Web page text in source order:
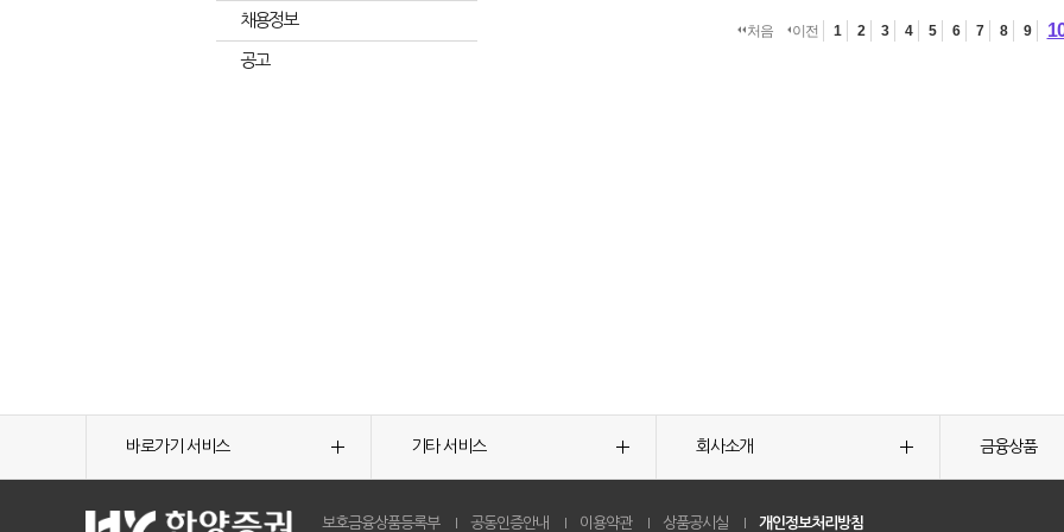
채용정보
공고
처음 이전 1 2 3 4 5 6 7 8 9
바로가기 서비스 기타 서비스 회사소개 금융상품
보호금융상품등록부 공동인증안내 이용약관 상품공시실 개인정보처리방침